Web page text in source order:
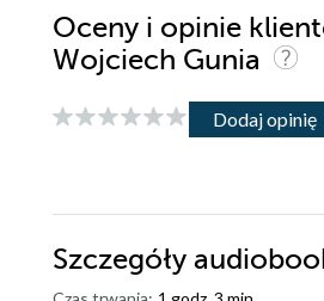
Oceny i opinie
Wojciech Gunia
Dodaj opinię
Szczegóły